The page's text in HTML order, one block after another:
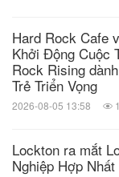
Hard Rock Cafe
Khởi Động Cuộc
Rock Rising
Trẻ Triển Vọng
2026-08-05 13:58
Lockton ra mắt
Nghiệp Hợp